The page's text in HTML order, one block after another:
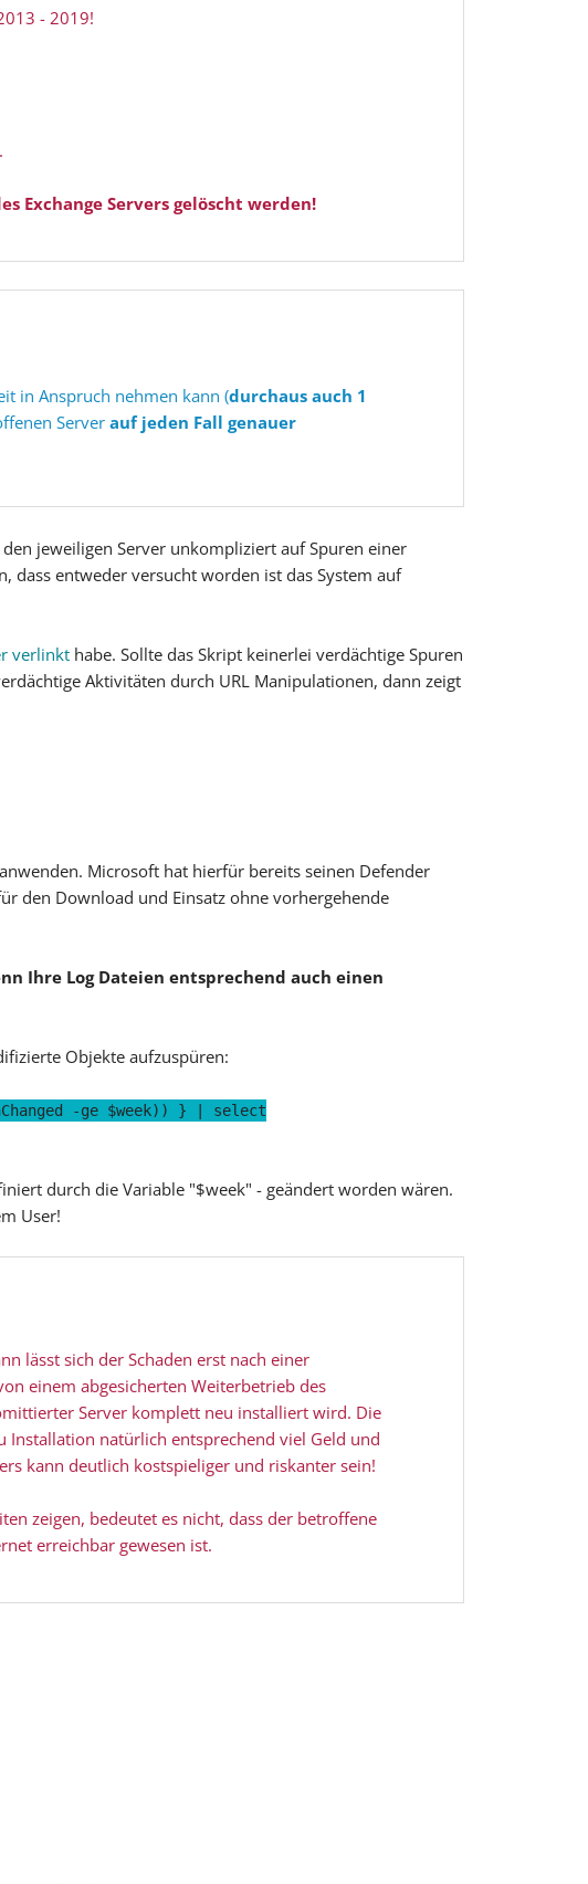
- 2019!
Exchange Servers gelöscht werden!
in Anspruch nehmen kann (durchaus auch 1
Serverauf jeden Fall genauer
jeweiligen Server unkompliziert auf Spuren einer
dass entweder versucht worden ist das System auf
verlinkt habe. Sollte das Skript keinerlei verdächtige Spuren
Aktivitäten durch URL Manipulationen, dann zeigt
Microsoft hat hierfür bereits seinen Defender
den Download und Einsatz ohne vorhergehende
Ihre Log Dateien entsprechend auch einen
Objekte aufzuspüren:
-ge $week)) } | select
durch die Variable "$week" - geändert worden wären.
User!
lässt sich der Schaden erst nach einer
einem abgesicherten Weiterbetrieb des
Server komplett neu installiert wird. Die
Installation natürlich entsprechend viel Geld und
kann deutlich kostspieliger und riskanter sein!
zeigen, bedeutet es nicht, dass der betroffene
erreichbar gewesen ist.